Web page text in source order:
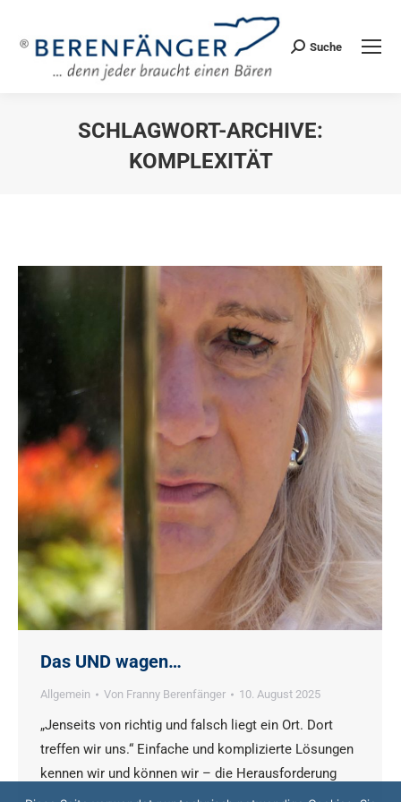
Search:
Suche
SCHLAGWORT-ARCHIVE:
KOMPLEXITÄT
Das UND wagen…
Allgemein Von Franny Berenfänger 10. August 2025
„Jenseits von richtig und falsch liegt ein Ort. Dort
treffen wir uns.“ Einfache und komplizierte Lösungen
kennen wir und können wir – die Herausforderung